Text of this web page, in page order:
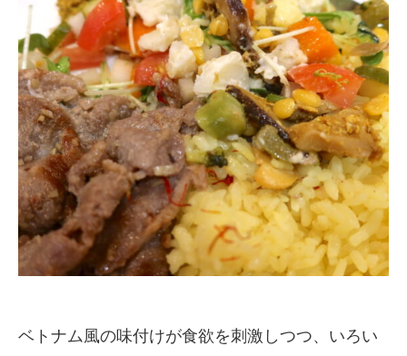
ベトナム風の味付けが食欲を刺激しつつ、いろい